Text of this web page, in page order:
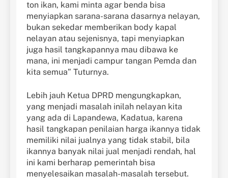
ton ikan, kami minta agar benda bisa
menyiapkan sarana-sarana dasarnya nelayan,
bukan sekedar memberikan body kapal
nelayan atau sejenisnya, tapi menyiapkan
juga hasil tangkapannya mau dibawa ke
mana, ini menjadi campur tangan Pemda dan
kita semua” Tuturnya.
Lebih jauh Ketua DPRD mengungkapkan,
yang menjadi masalah inilah nelayan kita
yang ada di Lapandewa, Kadatua, karena
hasil tangkapan penilaian harga ikannya tidak
memiliki nilai jualnya yang tidak stabil, bila
ikannya banyak nilai jual menjadi rendah, hal
ini kami berharap pemerintah bisa
menyelesaikan masalah-masalah tersebut.